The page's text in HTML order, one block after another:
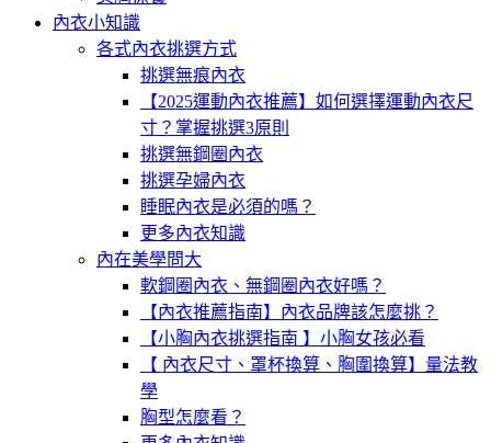
內衣小知識
各式內衣挑選方式
挑選無痕內衣
【2025運動內衣推薦】如何選擇運動內衣尺
寸？掌握挑選3原則
挑選無鋼圈內衣
挑選孕婦內衣
睡眠內衣是必須的嗎？
更多內衣知識
內在美學問大
軟鋼圈內衣、無鋼圈內衣好嗎？
【內衣推薦指南】內衣品牌該怎麼挑？
【小胸內衣挑選指南 】小胸女孩必看
【 內衣尺寸、罩杯換算、胸圍換算】量法教
學
胸型怎麼看？